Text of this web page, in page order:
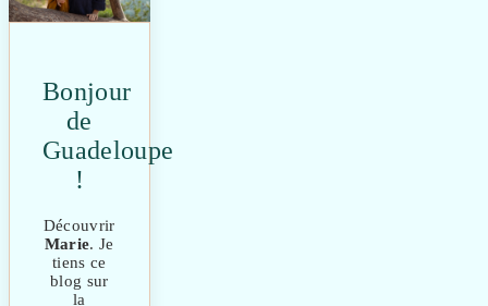
Bonjour
de
Guadeloupe
!
Découvrir
Marie. Je
tiens ce
blog sur
la